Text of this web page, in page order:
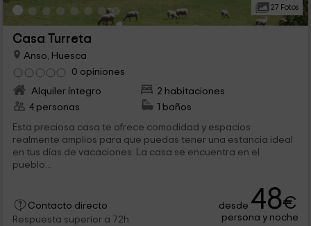
27 Fotos
Casa Turreta
Anso, Huesca
0 opiniones
Alquiler íntegro
2 habitaciones
4 personas
1 baños
Esta preciosa casa te ofrece comodidad y espacios
realmente amplios para que puedas tener una estancia ideal
en tus días de vacaciones. La casa se encuentra en el
pueblo...
Contacto directo
Respuesta superior a 72h
desde 48€
persona y noche